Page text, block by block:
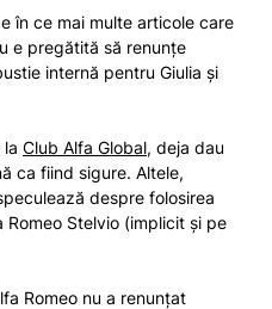
în ce mai multe articole care
e pregătită să renunțe
internă pentru Giulia și
Club Alfa Global, deja dau
ca fiind sigure. Altele,
despre folosirea
Stelvio (implicit și pe
Romeo nu a renunțat